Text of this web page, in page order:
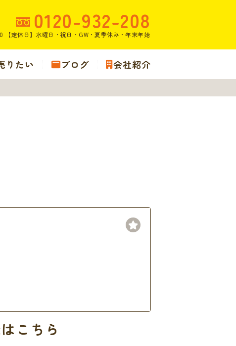
0120-932-208
【定休日】水曜日・祝日・GW・夏季休み・年末年始
りたい ブログ 会社紹介
こちら